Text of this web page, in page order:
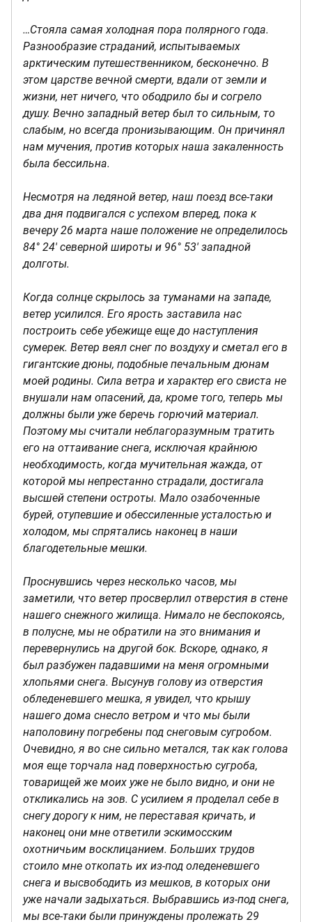
…Стояла самая холодная пора полярного года.
Разнообразие страданий, испытываемых
арктическим путешественником, бесконечно. В
этом царстве вечной смерти, вдали от земли и
жизни, нет ничего, что ободрило бы и согрело
душу. Вечно западный ветер был то сильным, то
слабым, но всегда пронизывающим. Он причинял
нам мучения, против которых наша закаленность
была бессильна.
Несмотря на ледяной ветер, наш поезд все-таки
два дня подвигался с успехом вперед, пока к
вечеру 26 марта наше положение не определилось
84° 24' северной широты и 96° 53' западной
долготы.
Когда солнце скрылось за туманами на западе,
ветер усилился. Его ярость заставила нас
построить себе убежище еще до наступления
сумерек. Ветер веял снег по воздуху и сметал его в
гигантские дюны, подобные печальным дюнам
моей родины. Сила ветра и характер его свиста не
внушали нам опасений, да, кроме того, теперь мы
должны были уже беречь горючий материал.
Поэтому мы считали неблагоразумным тратить
его на оттаивание снега, исключая крайнюю
необходимость, когда мучительная жажда, от
которой мы непрестанно страдали, достигала
высшей степени остроты. Мало озабоченные
бурей, отупевшие и обессиленные усталостью и
холодом, мы спрятались наконец в наши
благодетельные мешки.
Проснувшись через несколько часов, мы
заметили, что ветер просверлил отверстия в стене
нашего снежного жилища. Нимало не беспокоясь,
в полусне, мы не обратили на это внимания и
перевернулись на другой бок. Вскоре, однако, я
был разбужен падавшими на меня огромными
хлопьями снега. Высунув голову из отверстия
обледеневшего мешка, я увидел, что крышу
нашего дома снесло ветром и что мы были
наполовину погребены под снеговым сугробом.
Очевидно, я во сне сильно метался, так как голова
моя еще торчала над поверхностью сугроба,
товарищей же моих уже не было видно, и они не
откликались на зов. С усилием я проделал себе в
снегу дорогу к ним, не переставая кричать, и
наконец они мне ответили эскимосским
охотничьим восклицанием. Больших трудов
стоило мне откопать их из-под оледеневшего
снега и высвободить из мешков, в которых они
уже начали задыхаться. Выбравшись из-под снега,
мы все-таки были принуждены пролежать 29